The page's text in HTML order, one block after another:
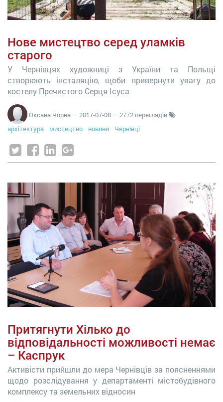
Нове мистецтво серед уламків
старого
У Чернівцях художниці з України та Польщі
створюють інсталяцію, щоби привернути увагу до
костелу Пречистого Серця Ісуса
Оксана Чорна — 2017-07-08 — 2772 переглядів
архітектура
мистецтво новини Чернівці
Притягнути Хілько до
відповідальності можливості немає
– Каспрук
Активісти прийшли до мера Чернівців за поясненнями
щодо розслідування у департаменті містобудівного
комплексу та земельних відносин